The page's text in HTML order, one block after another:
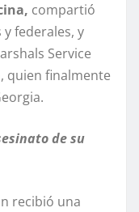
compartió
federales, y
Service
quien finalmente
de su
recibió una